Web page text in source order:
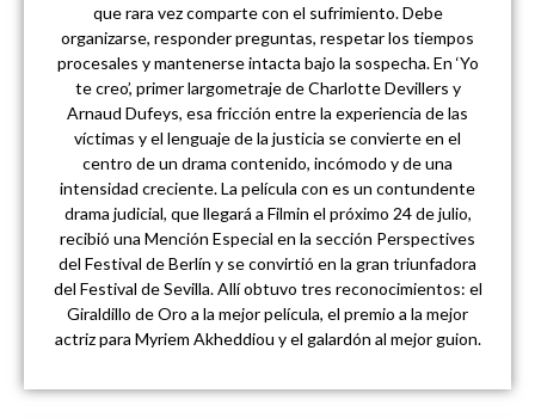
que rara vez comparte con el sufrimiento. Debe
organizarse, responder preguntas, respetar los tiempos
procesales y mantenerse intacta bajo la sospecha. En ‘Yo
te creo’, primer largometraje de Charlotte Devillers y
Arnaud Dufeys, esa fricción entre la experiencia de las
víctimas y el lenguaje de la justicia se convierte en el
centro de un drama contenido, incómodo y de una
intensidad creciente. La película con es un contundente
drama judicial, que llegará a Filmin el próximo 24 de julio,
recibió una Mención Especial en la sección Perspectives
del Festival de Berlín y se convirtió en la gran triunfadora
del Festival de Sevilla. Allí obtuvo tres reconocimientos: el
Giraldillo de Oro a la mejor película, el premio a la mejor
actriz para Myriem Akheddiou y el galardón al mejor guion.